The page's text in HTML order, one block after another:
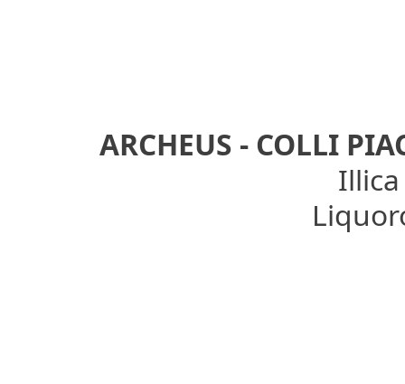
ARCHEUS - COLLI